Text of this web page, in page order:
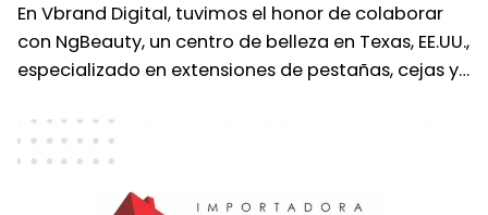
En Vbrand Digital, tuvimos el honor de colaborar
con NgBeauty, un centro de belleza en Texas, EE.UU.,
especializado en extensiones de pestañas, cejas y…